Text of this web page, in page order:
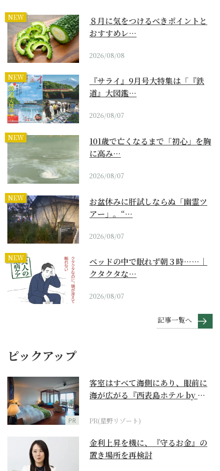
NEW
８月に気をつけるべきポイントと
おすすめレ…
2026/08/08
NEW
『サライ』9月号大特集は「『鉄
道』大図鑑…
2026/08/07
NEW
101歳で亡くなるまで「初心」を胸
に高み…
2026/08/07
NEW
お盆休みに肝試しならぬ「幽霊ツ
アー」。“…
2026/08/07
NEW
ベッドの中で眠れず朝３時……｜
クタクタな…
2026/08/07
記事一覧へ
ピックアップ
PR
客室はすべて海側にあり、眼前に
海が広がる『西表島ホテル by 星
PR(星野リゾート)
金利上昇を機に、『守るお金』の
置き場所を再検討